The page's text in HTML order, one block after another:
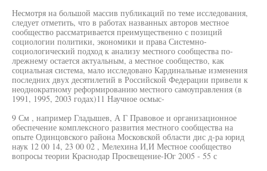
Несмотря на большой массив публикаций по теме исследования,
следует отметить, что в работах названных авторов местное
сообщество рассматривается преимущественно с позиций
социологии политики, экономики и права Системно-
социологический подход к анализу местного сообщества по-
лрежнему остается актуальным, а местное сообщество, как
социальная система, мало исследовано Кардинальные изменения
последних двух десятилетий в Российской Федерации привели к
неоднократному реформированию местного самоуправления (в
1991, 1995, 2003 годах)11 Научное осмыс-
9 См , например Гладышев, А Г Правовое и организационное
обеспечение комплексного развития местного сообщества на
опыте Одинцовского района Московской области дис д-ра юрид
наук 12 00 14, 23 00 02 , Мелехина И,И Местное сообщество
вопросы теории Краснодар Просвещение-Юг 2005 - 55 с